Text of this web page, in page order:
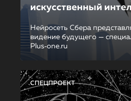
искусственный
Нейросеть Сбера
видение будущего —
Plus‑one.ru
СПЕЦПРОЕКТ